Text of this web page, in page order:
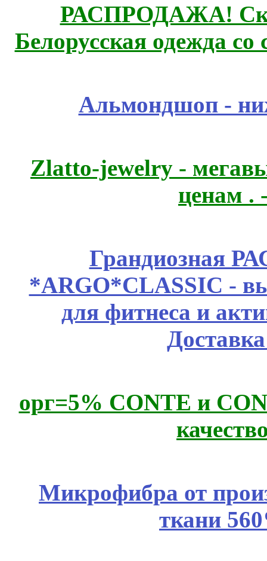
РАСПРОДАЖА!
Белорусская одежда
Альмондшоп -
Zlatto-jewelry -
ценам .
Грандиозная
*ARGO*CLASSIC -
для фитнеса и
орг=5% CONTE и
Микрофибра от
ткани